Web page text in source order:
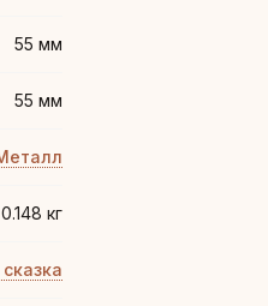
55 мм
55 мм
0.148 кг